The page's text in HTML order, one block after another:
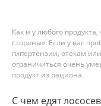
Как и у любого
стороны». Если у вас
гипертензии, отекам
ограничиться очень
продукт из рациона.
C чем едят